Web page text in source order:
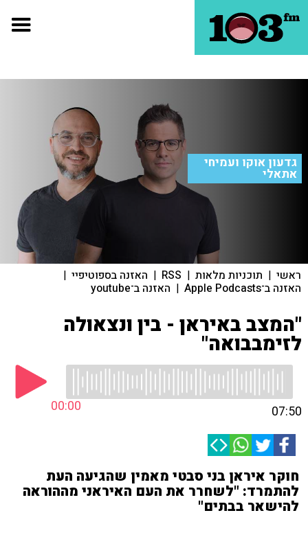
גדעון אוקו ועמיחי
אתאלי
ראשי | תוכניות מלאות |
RSS
| האזנה בספוטיפיי |
האזנה ב־Apple Podcasts | האזנה ב־youtube
"המצב באיראן - בין ונצאולה
לזימבבואה"
00:00 07:50
חוקר איראן בני סבטי מאמין שהגיעה העת
להתמרד: "לשחרר את העם האיראני מההוראה
להישאר בבתים"